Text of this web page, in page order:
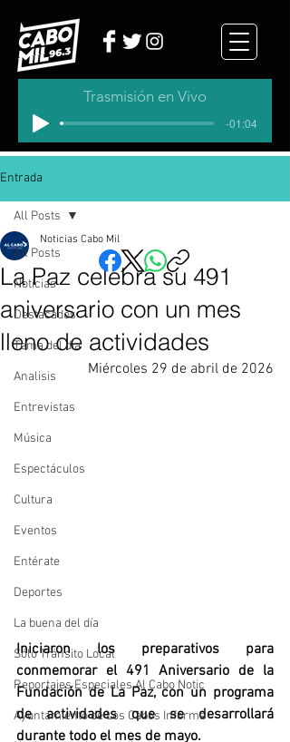
Trasmisión en Vivo
-01:04
Entrada
All Posts
Noticias
Destacados
Tema del dia
Analisis
Entrevistas
Música
Espectáculos
Cultura
Eventos
Entérate
Deportes
La buena del día
Sólo Tránsito Local
Reportajes Especiales Al Cabo Notic
Ayuntamiento de Los Cabos Informa
All Posts
La Paz celebra su 491
aniversario con un mes
lleno de actividades
Noticias Cabo Mil
Miércoles 29 de abril de 2026
Iniciaron los preparativos para
conmemorar el 491 Aniversario de la
Fundación de La Paz, con un programa
de actividades que se desarrollará
durante todo el mes de mayo.